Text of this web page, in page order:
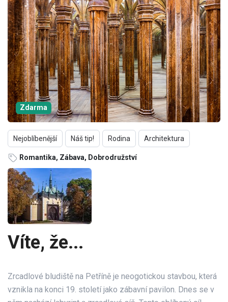
Víte, že...
Zrcadlové bludiště na Petříně je neogotickou stavbou, která
vznikla na konci 19. století jako zábavní pavilon. Dnes se v
Zdarma
Nejoblíbenější Náš tip! Rodina Architektura
Romantika, Zábava, Dobrodružství